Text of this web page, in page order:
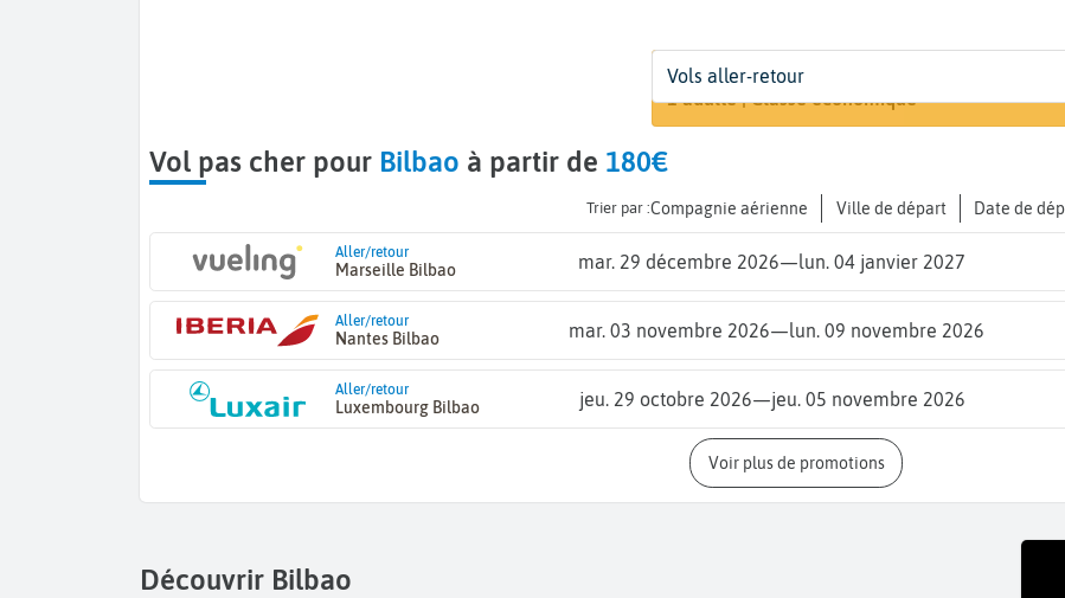
Départ
De...
Dates
Dates de votre voyage
Voyageurs | Classe
1 adulte | Classe économique
Vols aller-retour
Vol pas cher pour Bilbao à partir de 180€
Trier par : Compagnie aérienne Ville de départ Date de
Aller/retour
Marseille Bilbao mar. 29 décembre 2026—lun. 04 janvier 2027
Aller/retour
Nantes Bilbao mar. 03 novembre 2026—lun. 09 novembre 2026
Aller/retour
Luxembourg Bilbao jeu. 29 octobre 2026—jeu. 05 novembre 2026
Voir plus de promotions
Découvrir Bilbao